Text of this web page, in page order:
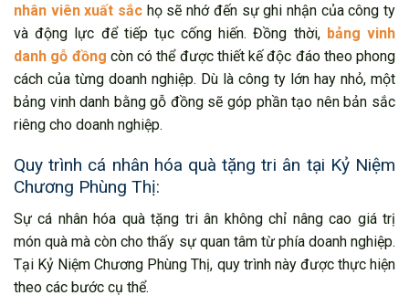
nhân viên xuất sắc họ sẽ nhớ đến sự ghi nhận của công ty
và động lực để tiếp tục cống hiến. Đồng thời, bảng vinh
danh gỗ đồng còn có thể được thiết kế độc đáo theo phong
cách của từng doanh nghiệp. Dù là công ty lớn hay nhỏ, một
bảng vinh danh bằng gỗ đồng sẽ góp phần tạo nên bản sắc
riêng cho doanh nghiệp.
Quy trình cá nhân hóa quà tặng tri ân tại Kỷ Niệm
Chương Phùng Thị:
Sự cá nhân hóa quà tặng tri ân không chỉ nâng cao giá trị
món quà mà còn cho thấy sự quan tâm từ phía doanh nghiệp.
Tại Kỷ Niệm Chương Phùng Thị, quy trình này được thực hiện
theo các bước cụ thể.